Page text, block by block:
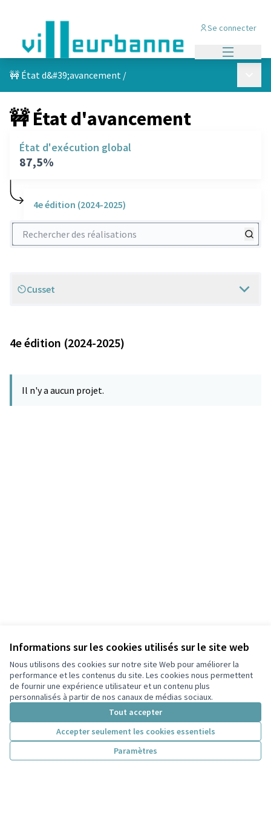
Informations sur les cookies utilisés sur le site web
Nous utilisons des cookies sur notre site Web pour améliorer la
performance et les contenus du site. Les cookies nous permettent
de fournir une expérience utilisateur et un contenu plus
personnalisés à partir de nos canaux de médias sociaux.
Tout accepter
Accepter seulement les cookies essentiels
Paramètres
Se connecter
🚧 État d&#39;avancement /
🚧 État d'avancement
État d'exécution global
87,5%
4e édition (2024-2025)
Rechercher des réalisations
Scope
Cusset
4e édition (2024-2025)
Il n'y a aucun projet.